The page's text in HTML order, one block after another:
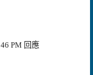
PM 回應